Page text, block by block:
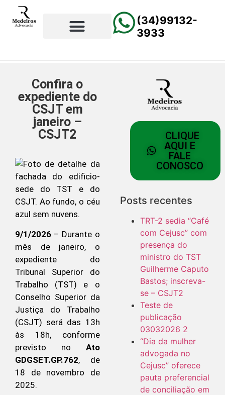
(34)99132-
3933
Confira o
expediente do
CSJT em
janeiro –
CSJT2
9/1/2026 – Durante o
mês de janeiro, o
expediente do
Tribunal Superior do
Trabalho (TST) e o
Conselho Superior da
Justiça do Trabalho
(CSJT) será das 13h
às 18h, conforme
previsto no Ato
GDGSET.GP.762, de
18 de novembro de
2025.
CLIQUE
AQUI E
FALE
CONOSCO
Posts recentes
TRT-2 sedia “Café
com Cejusc” com
presença do
ministro do TST
Guilherme Caputo
Bastos; inscreva-
se – CSJT2
Teste de
publicação
03032026 2
“Dia da mulher
advogada no
Cejusc” oferece
pauta preferencial
de conciliação em